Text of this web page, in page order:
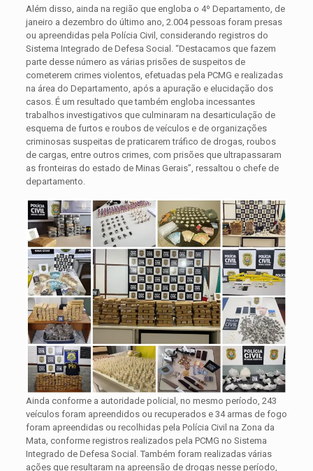
Além disso, ainda na região que engloba o 4º Departamento, de
janeiro a dezembro do último ano, 2.004 pessoas foram presas
ou apreendidas pela Polícia Civil, considerando registros do
Sistema Integrado de Defesa Social. “Destacamos que fazem
parte desse número as várias prisões de suspeitos de
cometerem crimes violentos, efetuadas pela PCMG e realizadas
na área do Departamento, após a apuração e elucidação dos
casos. É um resultado que também engloba incessantes
trabalhos investigativos que culminaram na desarticulação de
esquema de furtos e roubos de veículos e de organizações
criminosas suspeitas de praticarem tráfico de drogas, roubos
de cargas, entre outros crimes, com prisões que ultrapassaram
as fronteiras do estado de Minas Gerais”, ressaltou o chefe de
departamento.
Ainda conforme a autoridade policial, no mesmo período, 243
veículos foram apreendidos ou recuperados e 34 armas de fogo
foram apreendidas ou recolhidas pela Polícia Civil na Zona da
Mata, conforme registros realizados pela PCMG no Sistema
Integrado de Defesa Social. Também foram realizadas várias
ações que resultaram na apreensão de drogas nesse período,